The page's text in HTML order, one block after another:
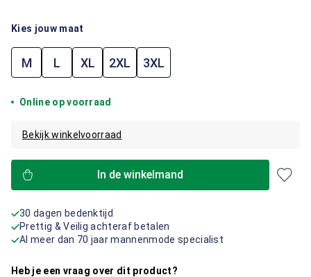
Kies jouw maat
M L XL 2XL 3XL
Online op voorraad
Bekijk winkelvoorraad
In de winkelmand
30 dagen bedenktijd
Prettig & Veilig achteraf betalen
Al meer dan 70 jaar mannenmode specialist
Heb je een vraag over dit product?